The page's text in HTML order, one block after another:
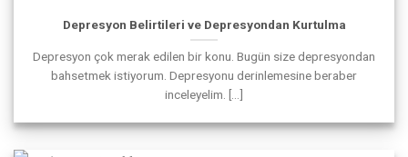
Depresyon Belirtileri ve Depresyondan Kurtulma
Depresyon çok merak edilen bir konu. Bugün size depresyondan
bahsetmek istiyorum. Depresyonu derinlemesine beraber
inceleyelim. [...]